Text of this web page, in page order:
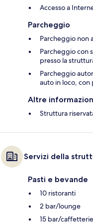
Accesso a
Parcheggio
Parcheggio non
Parcheggio con
presso la
Parcheggio
auto in loco, con
Altre
Struttura
Servizi della
Pasti e bevande
10 ristoranti
2 bar/lounge
15 bar/caffetterie